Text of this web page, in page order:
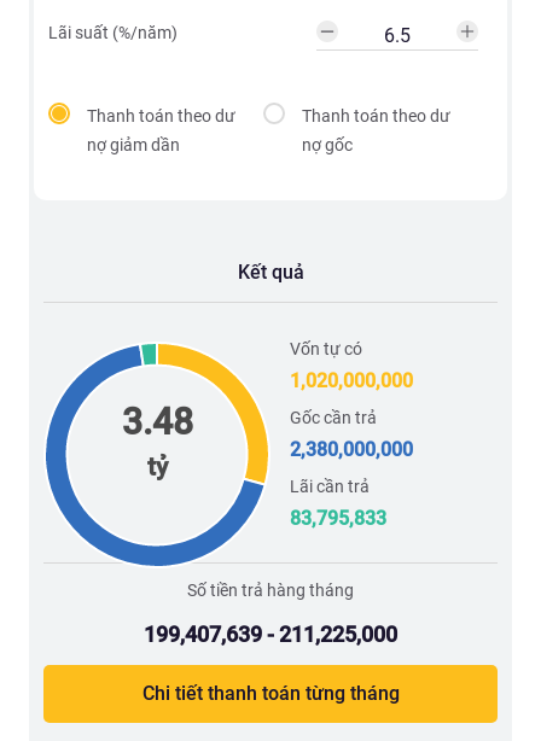
Lãi suất (%/năm)
Thanh toán theo dư
nợ giảm dần
Thanh toán theo dư
nợ gốc
Kết quả
3.48
tỷ
Vốn tự có
1,020,000,000
Gốc cần trả
2,380,000,000
Lãi cần trả
83,795,833
Số tiền trả hàng tháng
199,407,639 - 211,225,000
Chi tiết thanh toán từng tháng